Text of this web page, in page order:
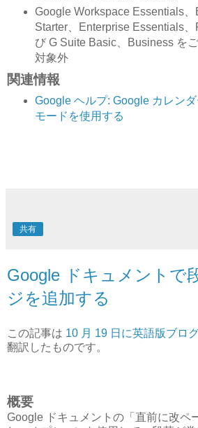
Google Workspace Essentials
Starter、Enterprise Essentials
び G Suite Basic、Business を
対象外
関連情報
Google ヘルプ: Google カレン
モードを使用する
共有
Google ドキュメントで
ジを追加する
この記事は 10 月 19 日に英語版ブロ
翻訳したものです。
概要
Google ドキュメントの「直前に改ペ